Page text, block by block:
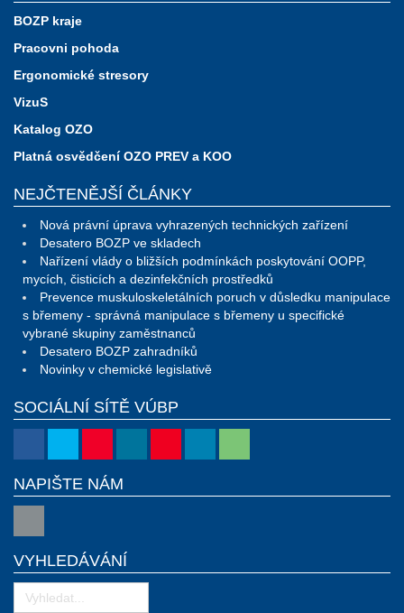
BOZP kraje
Pracovni pohoda
Ergonomické stresory
VizuS
Katalog OZO
Platná osvědčení OZO PREV a KOO
NEJČTENĚJŠÍ ČLÁNKY
Nová právní úprava vyhrazených technických zařízení
Desatero BOZP ve skladech
Nařízení vlády o bližších podmínkách poskytování OOPP,
mycích, čisticích a dezinfekčních prostředků
Prevence muskuloskeletálních poruch v důsledku manipulace
s břemeny - správná manipulace s břemeny u specifické
vybrané skupiny zaměstnanců
Desatero BOZP zahradníků
Novinky v chemické legislativě
SOCIÁLNÍ SÍTĚ VÚBP
NAPIŠTE NÁM
VYHLEDÁVÁNÍ